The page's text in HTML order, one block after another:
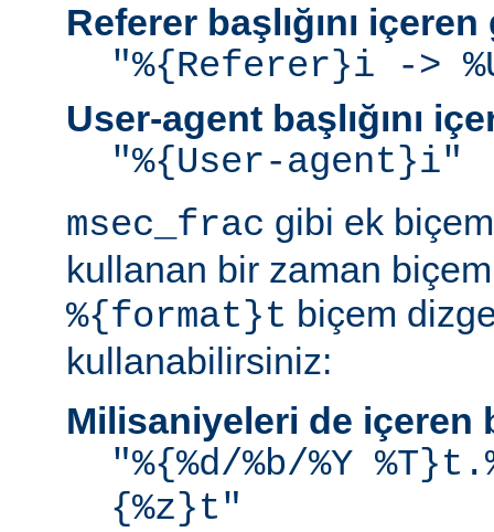
Referer başlığını
"%{Referer}i ->
User-agent başlığını
"%{User-agent}i"
msec_frac gibi ek
kullanan bir zaman
%{format}t biçem
kullanabilirsiniz:
Milisaniyeleri de içeren
"%{%d/%b/%Y
{%z}t"